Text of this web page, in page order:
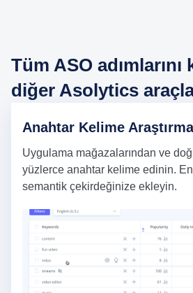
Tüm ASO adımlarını
diğer Asolytics
Anahtar Kelime
Uygulama mağazalarından ve
yüzlerce anahtar kelime edinin. En
semantik çekirdeğinize ekleyin.